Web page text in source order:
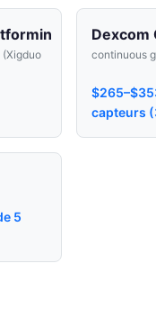
Dexcom
continuous
capteurs
5